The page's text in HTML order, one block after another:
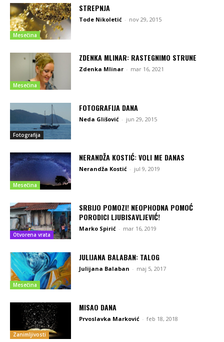
Mesečina
STREPNJA
Tode Nikoletić - nov 29, 2015
Mesečina
ZDENKA MLINAR: RASTEGNIMO STRUNE
Zdenka Mlinar - mar 16, 2021
Fotografija
FOTOGRAFIJA DANA
Neda Glišović - jun 29, 2015
Mesečina
NERANDŽA KOSTIĆ: VOLI ME DANAS
Nerandža Kostić - jul 9, 2019
Otvorena vrata
SRBIJO POMOZI! NEOPHODNA POMOĆ
PORODICI LJUBISAVLJEVIĆ!
Marko Spirić - mar 16, 2019
Mesečina
JULIJANA BALABAN: TALOG
Julijana Balaban - maj 5, 2017
Zanimljivosti
MISAO DANA
Prvoslavka Marković - feb 18, 2018